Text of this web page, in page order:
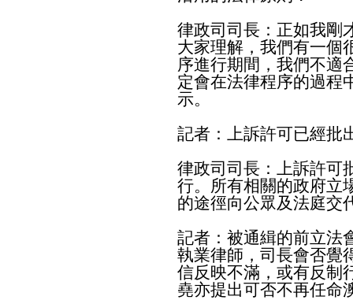
律政司司長：正如我剛
大家理解，我們有一個
序進行期間，我們不適
定會在法律程序的過程
示。
記者：上訴許可已經批
律政司司長：上訴許可
行。所有相關的政府立
的途徑向公眾及法庭交
記者：被通緝的前立法
執業律師，司長會否覺
信反映不滿，或有反制
堯亦提出可否不再任命